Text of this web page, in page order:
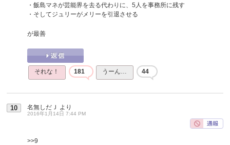
・飯島マネが芸能界を去る代わりに、5人を事務所に残す
・そしてジュリーがメリーを引退させる
が最善
それな！ 181 うーん… 44
10 名無しだＪ より
2016年1月14日 7:44 PM
>>9